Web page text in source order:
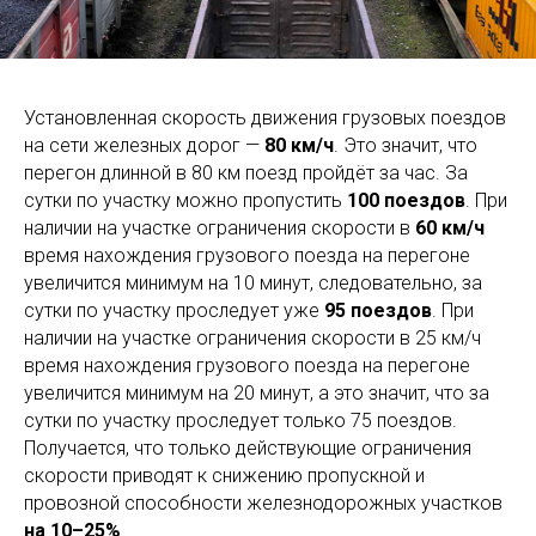
Установленная скорость движения грузовых поездов
на сети железных дорог — 80 км/ч. Это значит, что
перегон длинной в 80 км поезд пройдёт за час. За
сутки по участку можно пропустить 100 поездов. При
наличии на участке ограничения скорости в 60 км/ч
время нахождения грузового поезда на перегоне
увеличится минимум на 10 минут, следовательно, за
сутки по участку проследует уже 95 поездов. При
наличии на участке ограничения скорости в 25 км/ч
время нахождения грузового поезда на перегоне
увеличится минимум на 20 минут, а это значит, что за
сутки по участку проследует только 75 поездов.
Получается, что только действующие ограничения
скорости приводят к снижению пропускной и
провозной способности железнодорожных участков
на 10–25%